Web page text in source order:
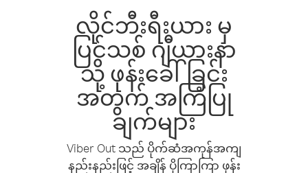
လိုင်ဘီးရီးယား မှ
ပြင်သစ် ဂျီယားနာ
သို့ ဖုန်းခေါ်ခြင်း
အတွက် အကြံပြု
ချက်များ
Viber Out သည် ပိုက်ဆံအကုန်အကျ
နည်းနည်းဖြင့် အချိန် ပိုကြာကြာ ဖုန်း